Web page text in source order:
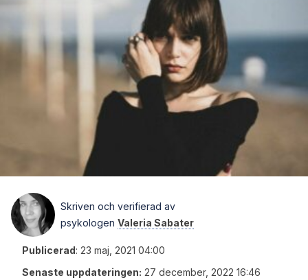
Skriven och verifierad av
psykologen Valeria Sabater
Publicerad: 23 maj, 2021 04:00
Senaste uppdateringen: 27 december, 2022 16:46